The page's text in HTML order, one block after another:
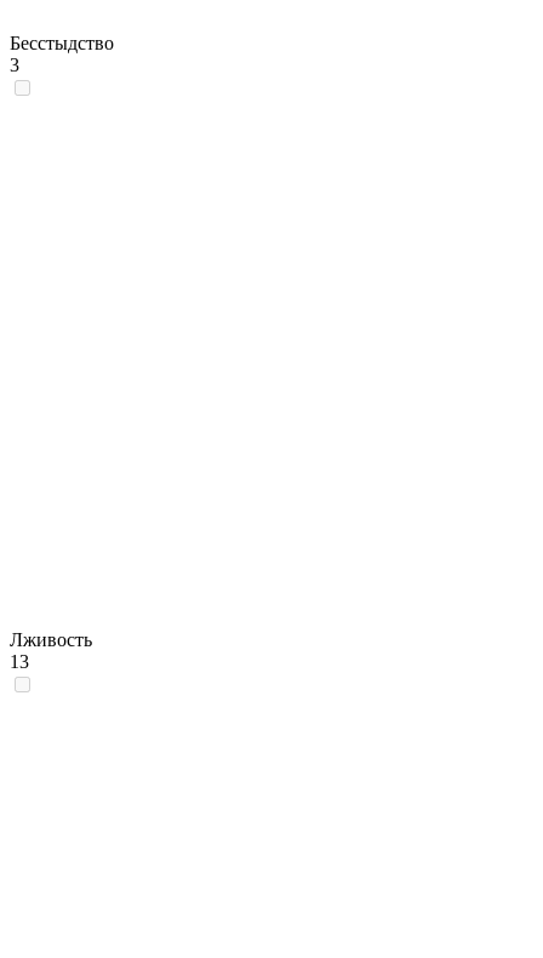
Бесстыдство
3
Лживость
13